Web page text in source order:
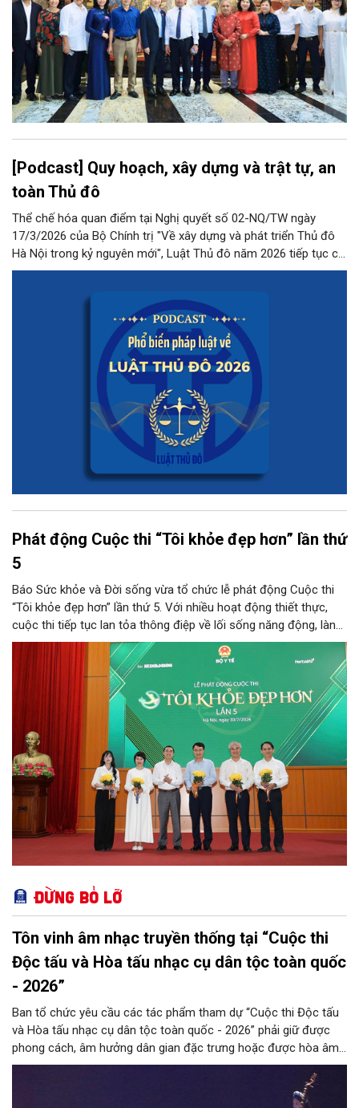
[Podcast] Quy hoạch, xây dựng và trật tự, an
toàn Thủ đô
Thể chế hóa quan điểm tại Nghị quyết số 02-NQ/TW ngày
17/3/2026 của Bộ Chính trị "Về xây dựng và phát triển Thủ đô
Hà Nội trong kỷ nguyên mới", Luật Thủ đô năm 2026 tiếp tục có
những quy định đột phá, phân quyền mạnh mẽ cho Thủ đô
Phát động Cuộc thi “Tôi khỏe đẹp hơn” lần thứ
5
Báo Sức khỏe và Đời sống vừa tổ chức lễ phát động Cuộc thi
“Tôi khỏe đẹp hơn” lần thứ 5. Với nhiều hoạt động thiết thực,
cuộc thi tiếp tục lan tỏa thông điệp về lối sống năng động, lành
mạnh và khuyến khích người dân chủ động chăm sóc sức khỏe.
Đừng bỏ lỡ
Tôn vinh âm nhạc truyền thống tại “Cuộc thi
Độc tấu và Hòa tấu nhạc cụ dân tộc toàn quốc
- 2026”
Ban tổ chức yêu cầu các tác phẩm tham dự “Cuộc thi Độc tấu
và Hòa tấu nhạc cụ dân tộc toàn quốc - 2026” phải giữ được
phong cách, âm hưởng dân gian đặc trưng hoặc được hòa âm,
phối khí mới trên nền tảng làn điệu âm nhạc truyền thống Việt
Nam, đồng thời phải được trình diễn trực tiếp bằng nhạc cụ dân